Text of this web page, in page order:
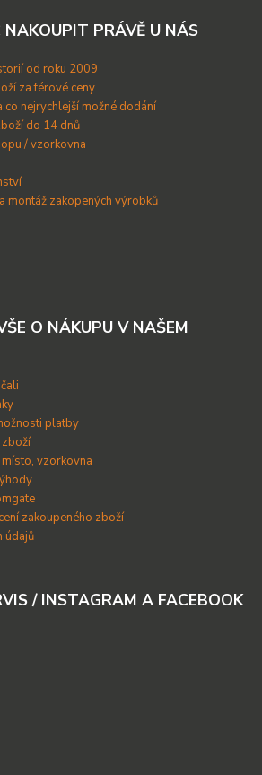
NAKOUPIT PRÁVĚ U NÁS
od roku 2009
za férové ceny
co nejrychlejší možné dodání
do 14 dnů
/ vzorkovna
montáž zakopených výrobků
O NÁKUPU V NAŠEM
platby
zboží
vzorkovna
zakoupeného zboží
údajů
/ INSTAGRAM A FACEBOOK